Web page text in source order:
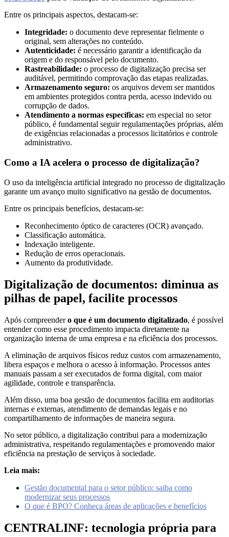
Entre os principais aspectos, destacam-se:
Integridade: o documento deve representar fielmente o
original, sem alterações no conteúdo.
Autenticidade: é necessário garantir a identificação da
origem e do responsável pelo documento.
Rastreabilidade: o processo de digitalização precisa ser
auditável, permitindo comprovação das etapas realizadas.
Armazenamento seguro: os arquivos devem ser mantidos
em ambientes protegidos contra perda, acesso indevido ou
corrupção de dados.
Atendimento a normas específicas: em especial no setor
público, é fundamental seguir regulamentações próprias, além
de exigências relacionadas a processos licitatórios e controle
administrativo.
Como a IA acelera o processo de digitalização?
O uso da inteligência artificial integrado no processo de digitalização
garante um avanço muito significativo na gestão de documentos.
Entre os principais benefícios, destacam-se:
Reconhecimento óptico de caracteres (OCR) avançado.
Classificação automática.
Indexação inteligente.
Redução de erros operacionais.
Aumento da produtividade.
Digitalização de documentos: diminua as
pilhas de papel, facilite processos
Após compreendero que é um documento digitalizado, é possível
entender como esse procedimento impacta diretamente na
organização interna de uma empresa e na eficiência dos processos.
A eliminação de arquivos físicos reduz custos com armazenamento,
libera espaços e melhora o acesso à informação. Processos antes
manuais passam a ser executados de forma digital, com maior
agilidade, controle e transparência.
Além disso, uma boa gestão de documentos facilita em auditorias
internas e externas, atendimento de demandas legais e no
compartilhamento de informações de maneira segura.
No setor público, a digitalização contribui para a modernização
administrativa, respeitando regulamentações e promovendo maior
eficiência na prestação de serviços à sociedade.
Leia mais:
Gestão documental para o setor público: saiba como
modernizar seus processos
O que é BPO? Conheça áreas de aplicações e benefícios
CENTRALINF: tecnologia própria para